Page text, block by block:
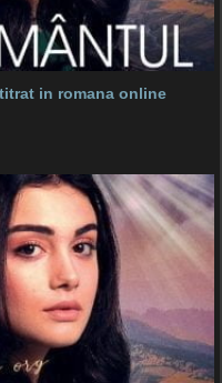
in romana online